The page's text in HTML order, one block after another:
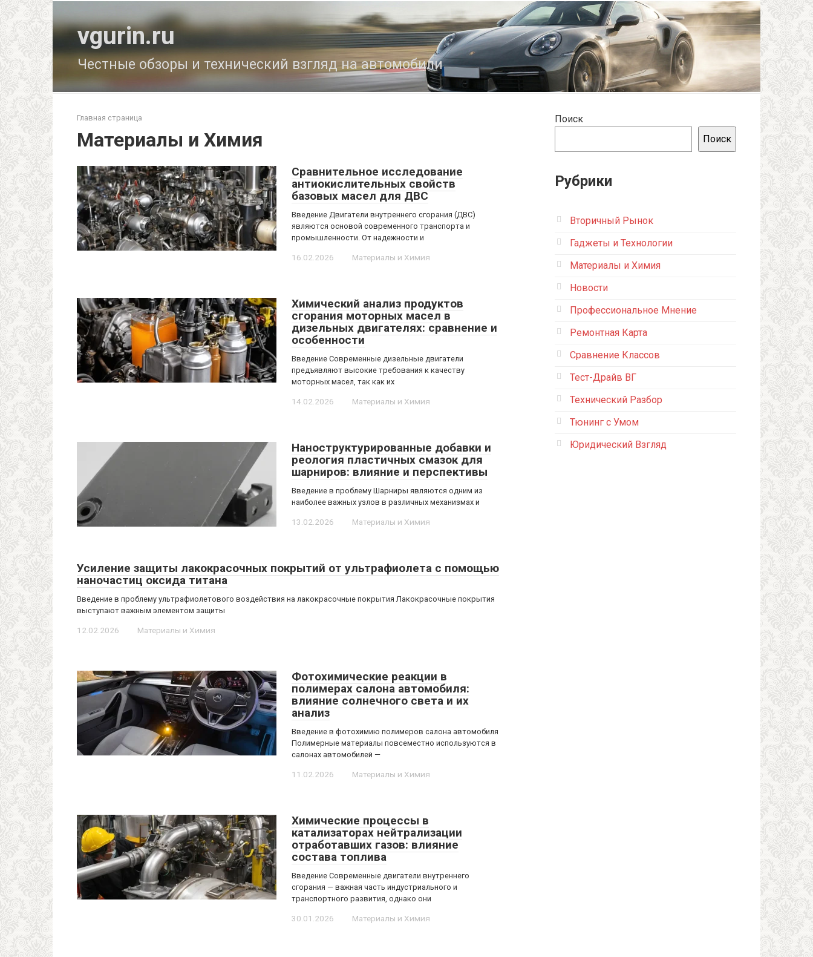
vgurin.ru
Честные обзоры и технический взгляд на автомобили
Главная страница
Материалы и Химия
Сравнительное исследование
антиокислительных свойств
базовых масел для ДВС
Введение Двигатели внутреннего сгорания (ДВС)
являются основой современного транспорта и
промышленности. От надежности и
16.02.2026 Материалы и Химия
Химический анализ продуктов
сгорания моторных масел в
дизельных двигателях: сравнение и
особенности
Введение Современные дизельные двигатели
предъявляют высокие требования к качеству
моторных масел, так как их
14.02.2026 Материалы и Химия
Наноструктурированные добавки и
реология пластичных смазок для
шарниров: влияние и перспективы
Введение в проблему Шарниры являются одним из
наиболее важных узлов в различных механизмах и
13.02.2026 Материалы и Химия
Усиление защиты лакокрасочных покрытий от ультрафиолета с помощью
наночастиц оксида титана
Введение в проблему ультрафиолетового воздействия на лакокрасочные покрытия Лакокрасочные покрытия
выступают важным элементом защиты
12.02.2026 Материалы и Химия
Фотохимические реакции в
полимерах салона автомобиля:
влияние солнечного света и их
анализ
Введение в фотохимию полимеров салона автомобиля
Полимерные материалы повсеместно используются в
салонах автомобилей —
11.02.2026 Материалы и Химия
Химические процессы в
катализаторах нейтрализации
отработавших газов: влияние
состава топлива
Введение Современные двигатели внутреннего
сгорания — важная часть индустриального и
транспортного развития, однако они
30.01.2026 Материалы и Химия
Поиск
Поиск
Рубрики
Вторичный Рынок
Гаджеты и Технологии
Материалы и Химия
Новости
Профессиональное Мнение
Ремонтная Карта
Сравнение Классов
Тест-Драйв ВГ
Технический Разбор
Тюнинг с Умом
Юридический Взгляд